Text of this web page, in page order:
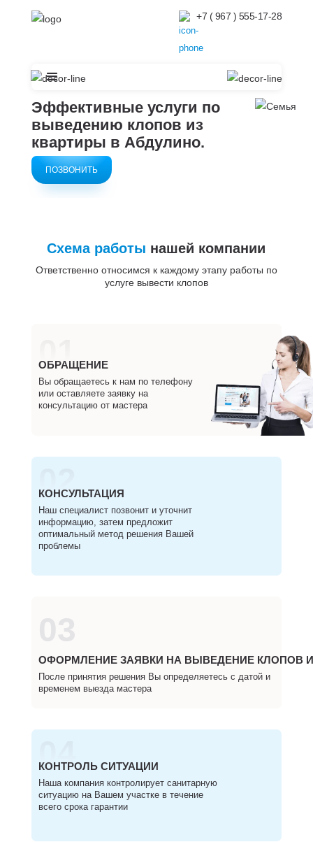
+7 ( 967 ) 555-17-28
Эффективные услуги по
выведению клопов из
квартиры в Абдулино.
ПОЗВОНИТЬ
Схема работы нашей компании
Ответственно относимся к каждому этапу работы по
услуге вывести клопов
01
ОБРАЩЕНИЕ
Вы обращаетесь к нам по телефону
или оставляете заявку на
консультацию от мастера
02
КОНСУЛЬТАЦИЯ
Наш специалист позвонит и уточнит
информацию, затем предложит
оптимальный метод решения Вашей
проблемы
ОФОРМЛЕНИЕ ЗАЯВКИ НА ВЫВЕДЕНИЕ КЛОПОВ
После принятия решения Вы определяетесь с датой и
временем выезда мастера
04
КОНТРОЛЬ СИТУАЦИИ
Наша компания контролирует санитарную
ситуацию на Вашем участке в течение
всего срока гарантии